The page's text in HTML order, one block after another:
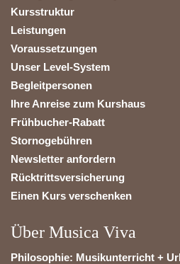
Kursstruktur
Leistungen
Voraussetzungen
Unser Level-System
Begleitpersonen
Ihre Anreise zum Kurshaus
Frühbucher-Rabatt
Stornogebühren
Newsletter anfordern
Rücktrittsversicherung
Einen Kurs verschenken
Über Musica Viva
Philosophie: Musikunterricht +